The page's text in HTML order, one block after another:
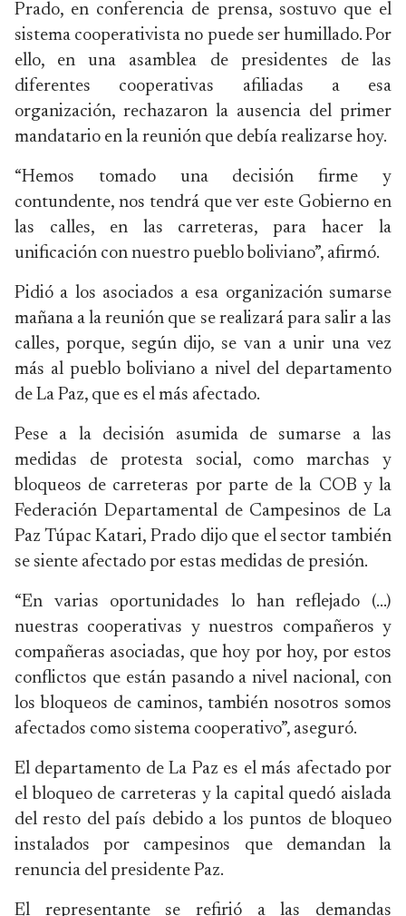
Prado, en conferencia de prensa, sostuvo que el
sistema cooperativista no puede ser humillado. Por
ello, en una asamblea de presidentes de las
diferentes cooperativas afiliadas a esa
organización, rechazaron la ausencia del primer
mandatario en la reunión que debía realizarse hoy.
“Hemos tomado una decisión firme y
contundente, nos tendrá que ver este Gobierno en
las calles, en las carreteras, para hacer la
unificación con nuestro pueblo boliviano”, afirmó.
Pidió a los asociados a esa organización sumarse
mañana a la reunión que se realizará para salir a las
calles, porque, según dijo, se van a unir una vez
más al pueblo boliviano a nivel del departamento
de La Paz, que es el más afectado.
Pese a la decisión asumida de sumarse a las
medidas de protesta social, como marchas y
bloqueos de carreteras por parte de la COB y la
Federación Departamental de Campesinos de La
Paz Túpac Katari, Prado dijo que el sector también
se siente afectado por estas medidas de presión.
“En varias oportunidades lo han reflejado (…)
nuestras cooperativas y nuestros compañeros y
compañeras asociadas, que hoy por hoy, por estos
conflictos que están pasando a nivel nacional, con
los bloqueos de caminos, también nosotros somos
afectados como sistema cooperativo”, aseguró.
El departamento de La Paz es el más afectado por
el bloqueo de carreteras y la capital quedó aislada
del resto del país debido a los puntos de bloqueo
instalados por campesinos que demandan la
renuncia del presidente Paz.
El representante se refirió a las demandas